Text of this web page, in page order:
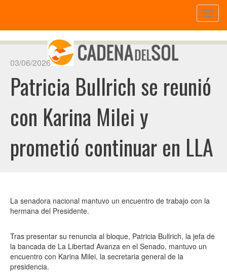
03/06/2026
Patricia Bullrich se reunió
con Karina Milei y
prometió continuar en LLA
La senadora nacional mantuvo un encuentro de trabajo con la
hermana del Presidente.
Tras presentar su renuncia al bloque, Patricia Bullrich, la jefa de
la bancada de La Libertad Avanza en el Senado, mantuvo un
encuentro con Karina Milei, la secretaria general de la
presidencia.